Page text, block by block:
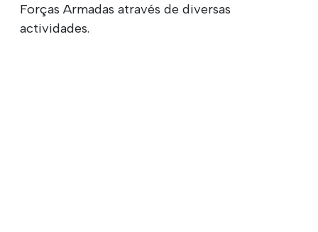
Forças Armadas através de diversas
actividades.